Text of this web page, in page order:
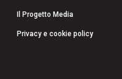
Il Progetto Media
Privacy e cookie policy